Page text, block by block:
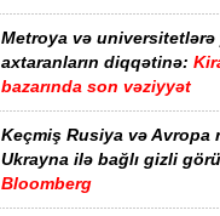
Metroya və universitetlərə
axtaranların diqqətinə:
bazarında son vəziyyət
Keçmiş Rusiya və Avropa
Ukrayna ilə bağlı gizli
Bloomberg